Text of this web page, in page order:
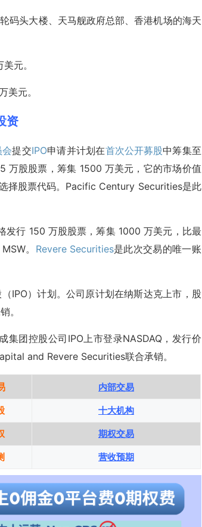
码头大楼、天马舰政府总部、香港机场的海天
元。
元。
资
提交IPO申请并计划在首次公开募股中筹集至
万股股票，筹集 1500 万美元，它的市场价值
择股票代码。Pacific Century Securities是此
行 150 万股股票，筹集 1000 万美元，比最
。 Revere Securities是此次交易的唯一账
IPO）计划。公司原计划在纳斯达克上市，股
。
团控股公司IPO上市登录NASDAQ，发行价
and Revere Securities联合承销。
内部交易
十大机构
期权交易
营收预期